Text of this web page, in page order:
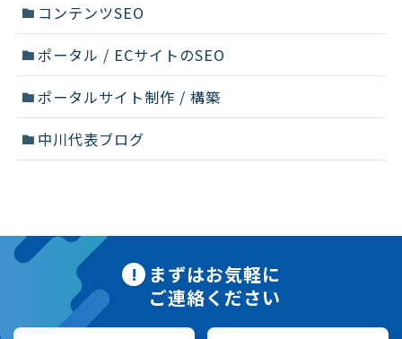
コンテンツSEO
ポータル / ECサイトのSEO
ポータルサイト制作 / 構築
中川代表ブログ
まずはお気軽に
ご連絡ください